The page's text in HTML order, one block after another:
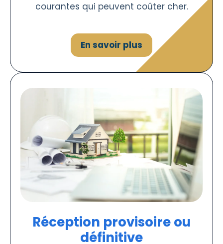
courantes qui peuvent coûter cher.
En savoir plus
Réception provisoire ou
définitive